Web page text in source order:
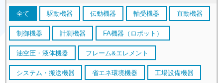
全て 駆動機器 伝動機器 軸受機器 直動機器
制御機器 計測機器 FA機器（ロボット）
油空圧・液体機器 フレーム&エレメント
システム・搬送機器 省エネ環境機器 工場設備機器